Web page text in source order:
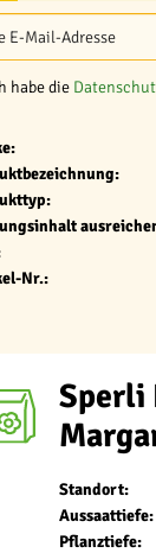
habe die
Nr.:
Sperli
Standort:
Aussaattiefe:
Pflanztiefe: